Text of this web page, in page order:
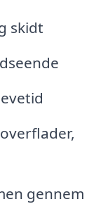
skidt
gennem